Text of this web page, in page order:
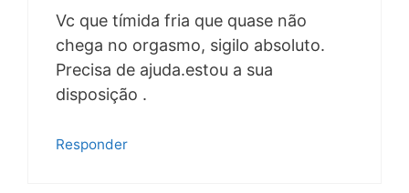
Vc que tímida fria que quase não
chega no orgasmo, sigilo absoluto.
Precisa de ajuda.estou a sua
disposição .
Responder